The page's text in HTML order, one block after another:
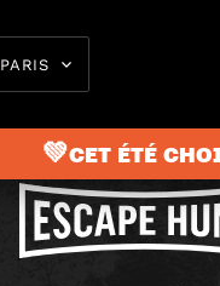
PARIS
💚CET ÉTÉ